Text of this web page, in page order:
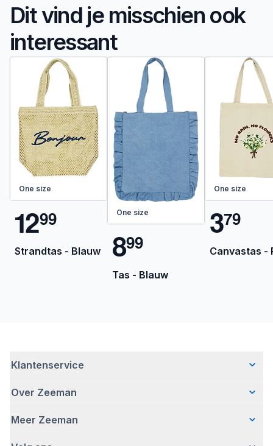
Dit vind je misschien ook
interessant
One size
1299
Strandtas - Blauw
One size
899
Tas - Blauw
One size
379
Canvastas -
Klantenservice
Veelgestelde vragen
Bezorgen
Over Zeeman
Wie wij zijn
Meer Zeeman